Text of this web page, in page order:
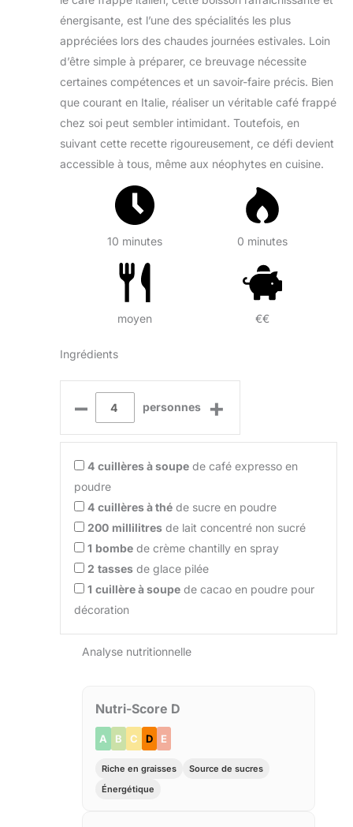
énergisante, est l’une des spécialités les plus
appréciées lors des chaudes journées estivales. Loin
d’être simple à préparer, ce breuvage nécessite
certaines compétences et un savoir-faire précis. Bien
que courant en Italie, réaliser un véritable café frappé
chez soi peut sembler intimidant. Toutefois, en
suivant cette recette rigoureusement, ce défi devient
accessible à tous, même aux néophytes en cuisine.
10 minutes 0 minutes
moyen €€
Ingrédients
– personnes +
4 cuillères à soupe de café expresso en
poudre
4 cuillères à thé de sucre en poudre
200 millilitres de lait concentré non sucré
1 bombe de crème chantilly en spray
2 tasses de glace pilée
1 cuillère à soupe de cacao en poudre pour
décoration
Analyse nutritionnelle
Nutri-Score D
A B C D E
Riche en graisses
Source de sucres
Énergétique